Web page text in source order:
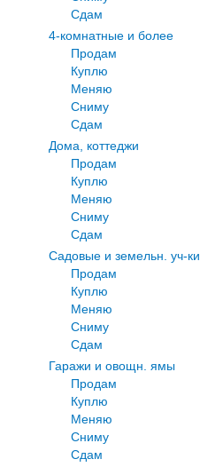
Сдам
4-комнатные и более
Продам
Куплю
Меняю
Сниму
Сдам
Дома, коттеджи
Продам
Куплю
Меняю
Сниму
Сдам
Садовые и земельн. уч-ки
Продам
Куплю
Меняю
Сниму
Сдам
Гаражи и овощн. ямы
Продам
Куплю
Меняю
Сниму
Сдам